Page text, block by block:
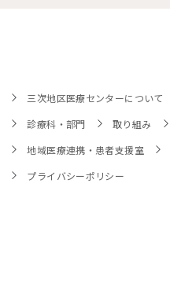
三次地区医療センターについて
診療科・部門
取り組み
地域医療連携・患者支援室
プライバシーポリシー